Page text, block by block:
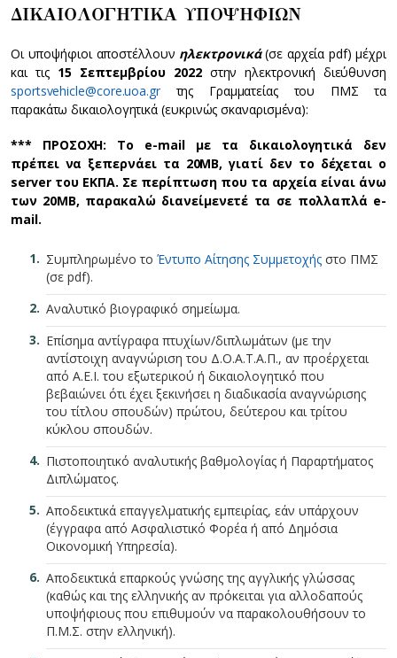
ΔΙΚΑΙΟΛΟΓΗΤΙΚΑ ΥΠΟΨΗΦΙΩΝ
Οι υποψήφιοι αποστέλλουν ηλεκτρονικά(σε αρχεία pdf) μέχρι
και τις 15 Σεπτεμβρίου 2022στην ηλεκτρονική διεύθυνση
sportsvehicle@core.uoa.gr της Γραμματείας του ΠΜΣ τα
παρακάτω δικαιολογητικά (ευκρινώς σκαναρισμένα):
*** ΠΡΟΣΟΧΗ: Το e-mail με τα δικαιολογητικά δεν
πρέπει να ξεπερνάει τα 20ΜΒ, γιατί δεν το δέχεται ο
server του ΕΚΠΑ. Σε περίπτωση που τα αρχεία είναι άνω
των 20ΜΒ, παρακαλώ διανείμενετέ τα σε πολλαπλά e-
mail.
Συμπληρωμένο το Έντυπο Αίτησης Συμμετοχής στο ΠΜΣ
(σε pdf).
Αναλυτικό βιογραφικό σημείωμα.
Επίσημα αντίγραφα πτυχίων/διπλωμάτων (με την
αντίστοιχη αναγνώριση του Δ.Ο.Α.Τ.Α.Π., αν προέρχεται
από Α.Ε.Ι. του εξωτερικού ή δικαιολογητικό που
βεβαιώνει ότι έχει ξεκινήσει η διαδικασία αναγνώρισης
του τίτλου σπουδών) πρώτου, δεύτερου και τρίτου
κύκλου σπουδών.
Πιστοποιητικό αναλυτικής βαθμολογίας ή Παραρτήματος
Διπλώματος.
Αποδεικτικά επαγγελματικής εμπειρίας, εάν υπάρχουν
(έγγραφα από Ασφαλιστικό Φορέα ή από Δημόσια
Οικονομική Υπηρεσία).
Αποδεικτικά επαρκούς γνώσης της αγγλικής γλώσσας
(καθώς και της ελληνικής αν πρόκειται για αλλοδαπούς
υποψήφιους που επιθυμούν να παρακολουθήσουν το
Π.Μ.Σ. στην ελληνική).